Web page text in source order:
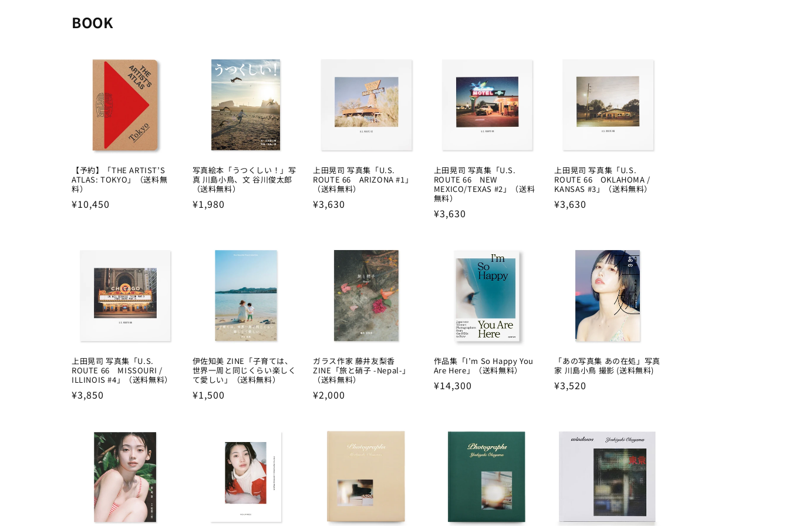
BOOK
【予約】「THE ARTIST’S
ATLAS: TOKYO」（送料無
料）
Regular
¥10,450
写真絵本「うつくしい！」写
真 川島小鳥、文 谷川俊太郎
（送料無料）
Regular
¥1,980
上田晃司 写真集「U.S.
ROUTE 66 ARIZONA #1」
（送料無料）
Regular
¥3,630
上田晃司 写真集「U.S.
ROUTE 66 NEW
MEXICO/TEXAS #2」（送料
無料）
Regular
¥3,630
上田晃司 写真集「U.S.
ROUTE 66 OKLAHOMA /
KANSAS #3」（送料無料）
Regular
¥3,630
上田晃司 写真集「U.S.
ROUTE 66 MISSOURI /
ILLINOIS #4」（送料無料）
Regular
¥3,850
伊佐知美 ZINE「子育ては、
世界一周と同じくらい楽しく
て愛しい」（送料無料）
Regular
¥1,500
ガラス作家 藤井友梨香
ZINE「旅と硝子 -Nepal-」
（送料無料）
Regular
¥2,000
作品集「I’m So Happy You
Are Here」（送料無料）
Regular
¥14,300
「あの写真集 あの在処」写真
家 川島小鳥 撮影 (送料無料)
Regular
¥3,520